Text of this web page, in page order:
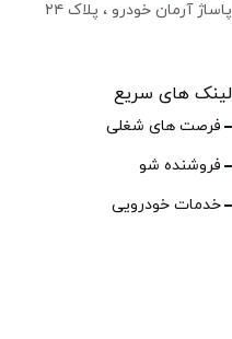
پاساژ آرمان خودرو ، پلاک ۲۴
لینک های سریع
فرصت های شغلی
فروشنده شو
خدمات خودرویی